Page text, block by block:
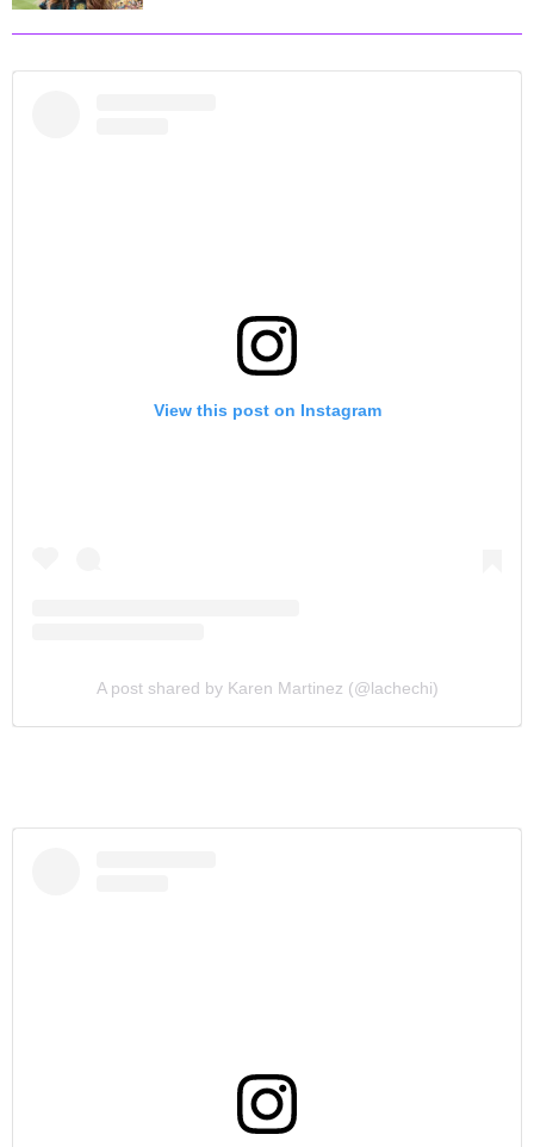
View this post on Instagram
A post shared by Karen Martinez (@lachechi)